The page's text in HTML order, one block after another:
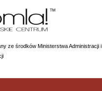
ze środków Ministerstwa Administracji i